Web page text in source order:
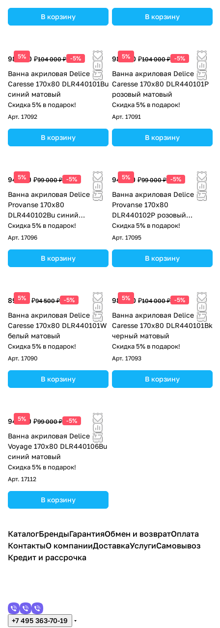
В корзину В корзину
5%
98 800 ₽104 000 ₽ -5%
Ванна акриловая Delice
Caresse 170х80 DLR440101Bu
синий матовый
Скидка 5% в подарок!
Арт. 17092
В корзину
5%
98 800 ₽104 000 ₽ -5%
Ванна акриловая Delice
Caresse 170х80 DLR440101P
розовый матовый
Скидка 5% в подарок!
Арт. 17091
В корзину
5%
94 050 ₽99 000 ₽ -5%
Ванна акриловая Delice
Provanse 170х80
DLR440102Bu синий
матовый
Скидка 5% в подарок!
Арт. 17096
В корзину
5%
94 050 ₽99 000 ₽ -5%
Ванна акриловая Delice
Provanse 170х80
DLR440102P розовый
матовый
Скидка 5% в подарок!
Арт. 17095
В корзину
5%
89 775 ₽94 500 ₽ -5%
Ванна акриловая Delice
Caresse 170х80 DLR440101W
белый матовый
Скидка 5% в подарок!
Арт. 17090
В корзину
5%
98 800 ₽104 000 ₽ -5%
Ванна акриловая Delice
Caresse 170х80 DLR440101Bk
черный матовый
Скидка 5% в подарок!
Арт. 17093
В корзину
5%
94 050 ₽99 000 ₽ -5%
Ванна акриловая Delice
Voyage 170х80 DLR440106Bu
синий матовый
Скидка 5% в подарок!
Арт. 17112
В корзину
КаталогБрендыГарантияОбмен и возвратОплата
КонтактыО компанииДоставкаУслугиСамовывоз
Кредит и рассрочка
+7 495 363-70-19